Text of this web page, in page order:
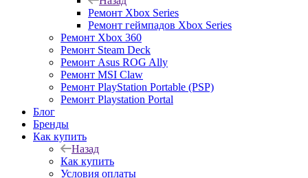
Ремонт Xbox Series
Ремонт геймпадов Xbox Series
Ремонт Xbox 360
Ремонт Steam Deck
Ремонт Asus ROG Ally
Ремонт MSI Claw
Ремонт PlayStation Portable (PSP)
Ремонт Playstation Portal
Блог
Бренды
Как купить
Назад
Как купить
Условия оплаты